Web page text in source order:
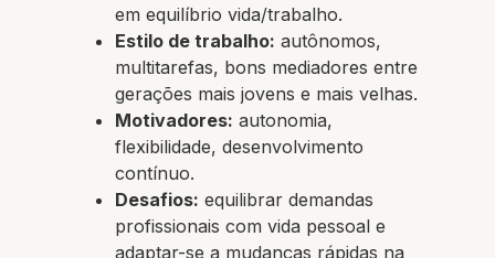
em equilíbrio vida/trabalho.
Estilo de trabalho: autônomos,
multitarefas, bons mediadores entre
gerações mais jovens e mais velhas.
Motivadores: autonomia,
flexibilidade, desenvolvimento
contínuo.
Desafios: equilibrar demandas
profissionais com vida pessoal e
adaptar-se a mudanças rápidas na